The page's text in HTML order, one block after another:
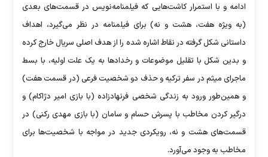
ادامه و با استمرار کاشت‌هایی که فیلمنامه‌نویس در قسمت‌های بعدی
(به ویژه هفت، هشت و نه) برای فیلمنامه در نظر می‌گیرد، اهداف
داستانی شکل گرفته در نقاط اشاره شده را از هدف اصلی سریال خارج کرده
و بدین شکل با تقلیل موضوعات و رخداد‌ها به یک علت اولیه، با بسط
ماجرای میثم در سفر ترکیه و حذف دو شخصیت فرعی (در قسمت هفت)
و همین‌طور ورود به زندگی شخصی فرنهادزاده (با بازی امیر دژاکام) و
درگیر کردن مخاطب با پسرش حسام و سامان (با بازی مهدی رکنی) در
قسمت‌های هشت و نه، رویکردی جدید در مواجه با شخصیت‌ها برای
مخاطب به وجود می‌آورد.